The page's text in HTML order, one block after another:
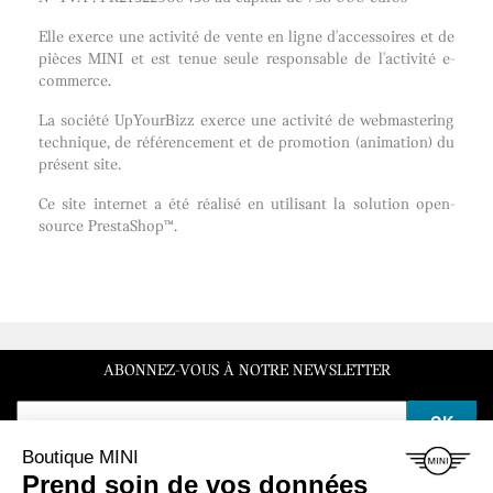
Elle exerce une activité de vente en ligne d'accessoires et de
pièces MINI et est tenue seule responsable de l'activité e-
commerce.
La société UpYourBizz exerce une activité de webmastering
technique, de référencement et de promotion (animation) du
présent site.
Ce site internet a été réalisé en utilisant la solution open-
source PrestaShop™.
ABONNEZ-VOUS À NOTRE NEWSLETTER
SERVICE CLIENT